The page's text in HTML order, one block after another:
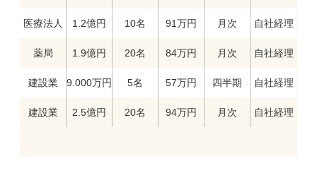
医療法人 1.2億円 10名 91万円 月次 自社経理
薬局 1.9億円 20名 84万円 月次 自社経理
建設業 9.000万円 5名 57万円 四半期 自社経理
建設業 2.5億円 20名 94万円 月次 自社経理